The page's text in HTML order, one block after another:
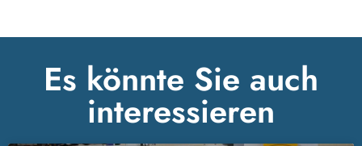
Es könnte Sie auch
interessieren